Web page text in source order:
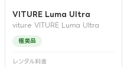
VITURE Luma Ultra
viture VITURE Luma Ultra
極美品
レンタル料金